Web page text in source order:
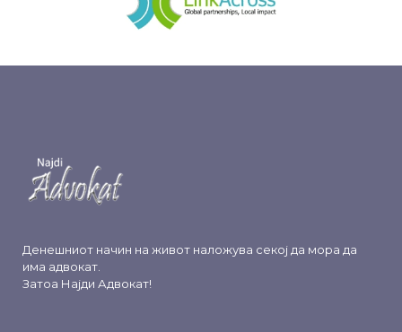
Денешниот начин на живот наложува секој да мора да
има адвокат.
Затоа Најди Адвокат!